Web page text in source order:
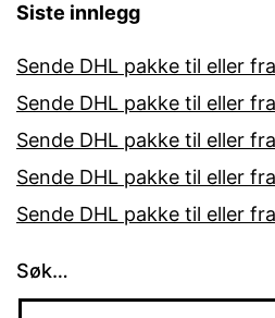
Siste innlegg
Sende DHL pakke til eller
Sende DHL pakke til eller
Sende DHL pakke til eller
Sende DHL pakke til eller
Sende DHL pakke til eller
Søk…